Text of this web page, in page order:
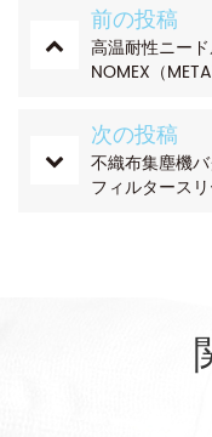
前の投稿
高温耐性ニー
NOMEX（
次の投稿
不織布集塵機
フィルタース